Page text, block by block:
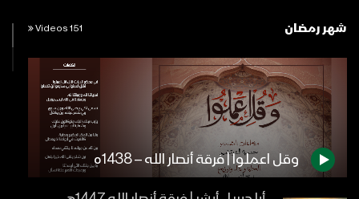
شهر رمضان 151 Videos
وقل اعملوا | فرقة أنصار الله – 1438ه